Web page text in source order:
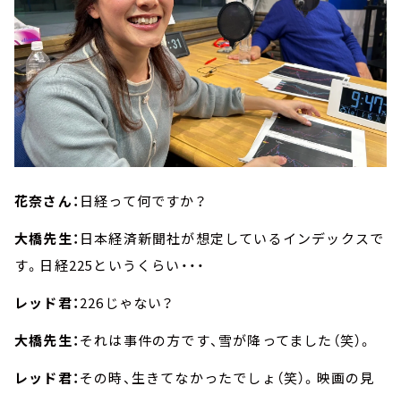
花奈さん： 日経って何ですか？
大橋先生： 日本経済新聞社が想定しているインデックスで
す。日経225というくらい・・・
レッド君：226じゃない？
大橋先生：それは事件の方です、雪が降ってました（笑）。
レッド君：その時、生きてなかったでしょ（笑）。映画の見